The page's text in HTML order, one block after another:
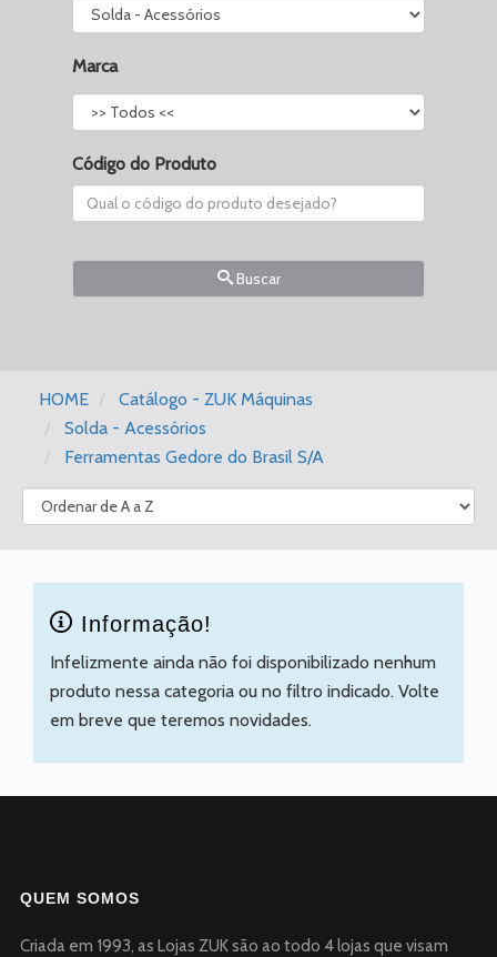
Marca
Código do Produto
Buscar
HOME
Catálogo - ZUK Máquinas
Solda - Acessórios
Ferramentas Gedore do Brasil S/A
Informação!
Infelizmente ainda não foi disponibilizado nenhum
produto nessa categoria ou no filtro indicado. Volte
em breve que teremos novidades.
QUEM SOMOS
Criada em 1993, as Lojas ZUK são ao todo 4 lojas que visam